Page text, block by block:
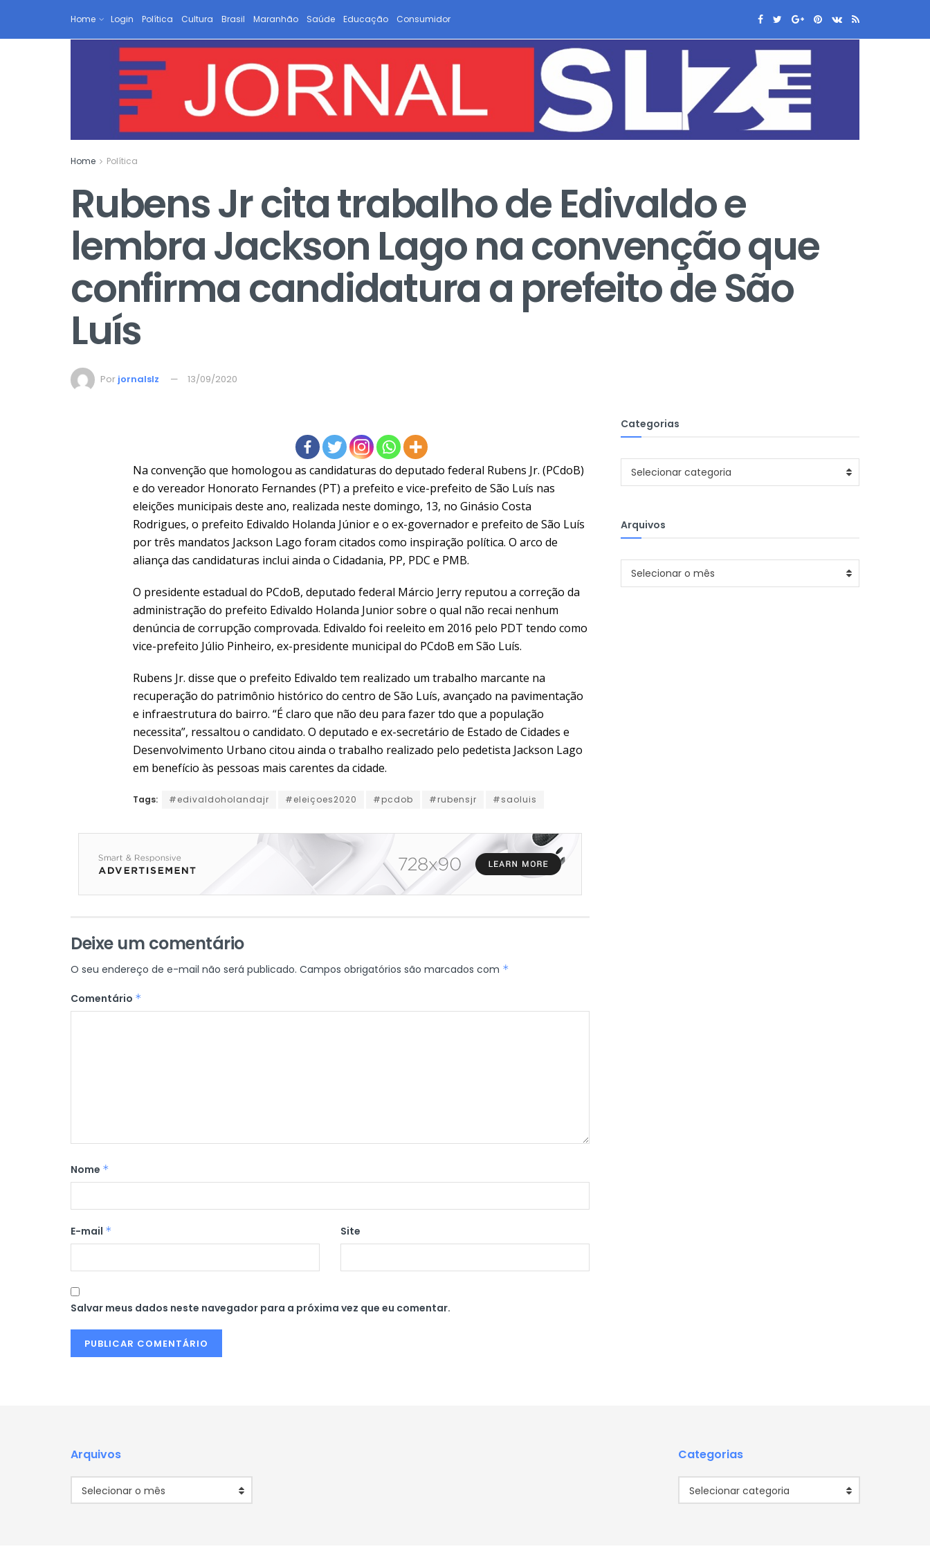
Home Login Política Cultura Brasil Maranhão Saúde Educação Consumidor
Home Política
Rubens Jr cita trabalho de Edivaldo e
lembra Jackson Lago na convenção que
confirma candidatura a prefeito de São
Luís
Por jornalslz 13/09/2020
Na convenção que homologou as candidaturas do deputado federal Rubens Jr. (PCdoB)
e do vereador Honorato Fernandes (PT) a prefeito e vice-prefeito de São Luís nas
eleições municipais deste ano, realizada neste domingo, 13, no Ginásio Costa
Rodrigues, o prefeito Edivaldo Holanda Júnior e o ex-governador e prefeito de São Luís
por três mandatos Jackson Lago foram citados como inspiração política. O arco de
aliança das candidaturas inclui ainda o Cidadania, PP, PDC e PMB.
O presidente estadual do PCdoB, deputado federal Márcio Jerry reputou a correção da
administração do prefeito Edivaldo Holanda Junior sobre o qual não recai nenhum
denúncia de corrupção comprovada. Edivaldo foi reeleito em 2016 pelo PDT tendo como
vice-prefeito Júlio Pinheiro, ex-presidente municipal do PCdoB em São Luís.
Rubens Jr. disse que o prefeito Edivaldo tem realizado um trabalho marcante na
recuperação do patrimônio histórico do centro de São Luís, avançado na pavimentação
e infraestrutura do bairro. “É claro que não deu para fazer tdo que a população
necessita”, ressaltou o candidato. O deputado e ex-secretário de Estado de Cidades e
Desenvolvimento Urbano citou ainda o trabalho realizado pelo pedetista Jackson Lago
em benefício às pessoas mais carentes da cidade.
Tags: #edivaldoholandajr #eleiçoes2020 #pcdob #rubensjr #saoluis
Deixe um comentário
O seu endereço de e-mail não será publicado. Campos obrigatórios são marcados com *
Comentário *
Nome *
E-mail * Site
Salvar meus dados neste navegador para a próxima vez que eu comentar.
Categorias
Categorias
Selecionar categoria
Arquivos
Arquivos
Selecionar o mês
Arquivos
Selecionar o mês
Categorias
Selecionar categoria